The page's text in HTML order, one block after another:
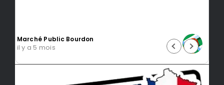
Intragest Etude